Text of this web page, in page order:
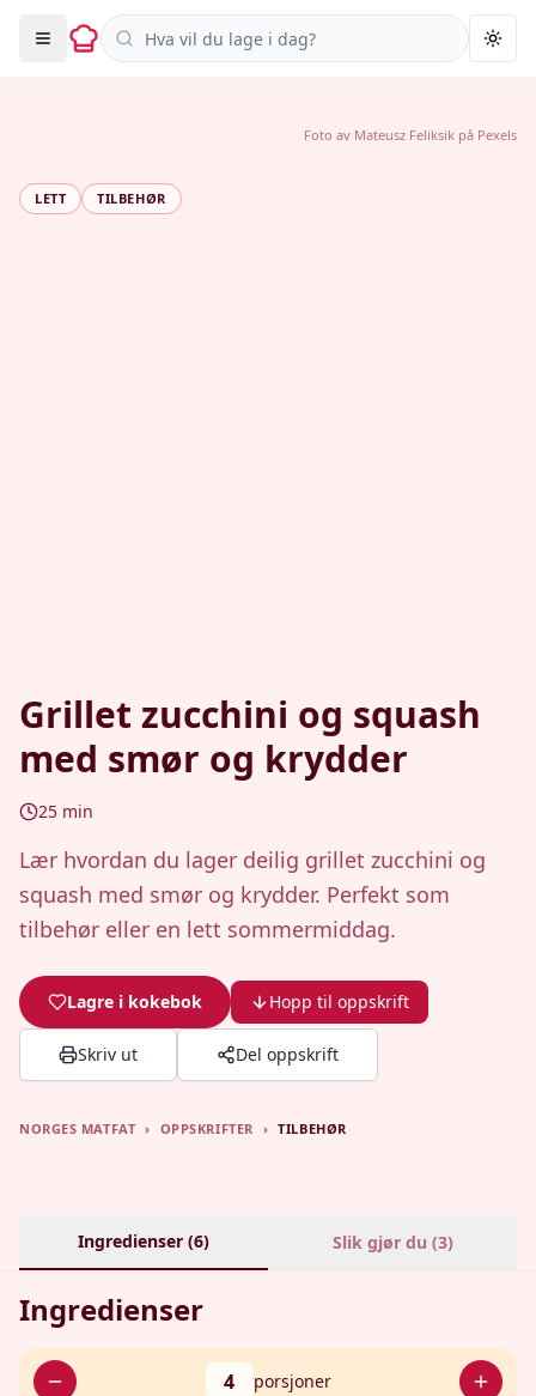
Søk i oppskrifter
LETT TILBEHØR
Grillet zucchini og squash
med smør og krydder
25 min
Lær hvordan du lager deilig grillet zucchini og
squash med smør og krydder. Perfekt som
tilbehør eller en lett sommermiddag.
Lagre i kokebok Hopp til oppskrift
Skriv ut Del oppskrift
Foto av Mateusz Feliksik på Pexels
NORGES MATFAT › OPPSKRIFTER › TILBEHØR
Ingredienser (6) Slik gjør du (3)
Ingredienser
4 porsjoner